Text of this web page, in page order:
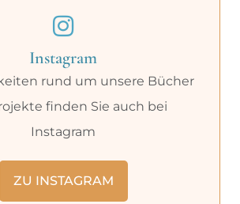
Instagram
rund um unsere Bücher
finden Sie auch bei
Instagram
ZU INSTAGRAM